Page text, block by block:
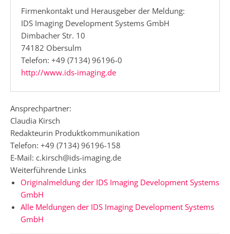
Firmenkontakt und Herausgeber der Meldung:
IDS Imaging Development Systems GmbH
Dimbacher Str. 10
74182 Obersulm
Telefon: +49 (7134) 96196-0
http://www.ids-imaging.de
Ansprechpartner:
Claudia Kirsch
Redakteurin Produktkommunikation
Telefon: +49 (7134) 96196-158
E-Mail: c.kirsch@ids-imaging.de
Weiterführende Links
Originalmeldung der IDS Imaging Development Systems
GmbH
Alle Meldungen der IDS Imaging Development Systems
GmbH